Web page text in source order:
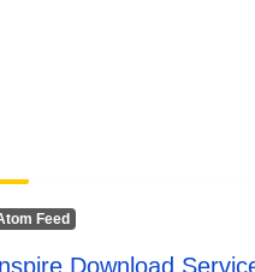
Feed
Download